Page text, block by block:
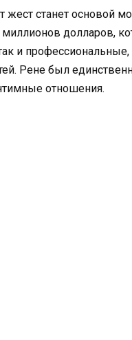
жест станет основой
миллионов долларов,
и
Рене был
отношения.